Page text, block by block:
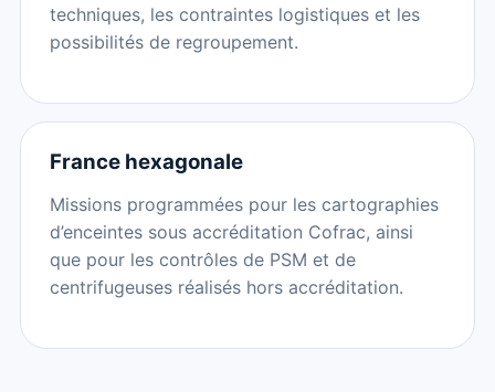
techniques, les contraintes logistiques et les
possibilités de regroupement.
France hexagonale
Missions programmées pour les cartographies
d’enceintes sous accréditation Cofrac, ainsi
que pour les contrôles de PSM et de
centrifugeuses réalisés hors accréditation.